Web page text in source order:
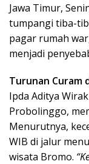
Jawa Timur,
tumpangi tiba-
pagar rumah
menjadi
Turunan Curam
Ipda Aditya
Probolinggo,
Menurutnya,
WIB di jalur
wisata Bromo.